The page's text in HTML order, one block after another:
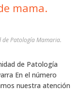
mama.
Patología Mamaria.
de Patología
En el número
nuestra atención